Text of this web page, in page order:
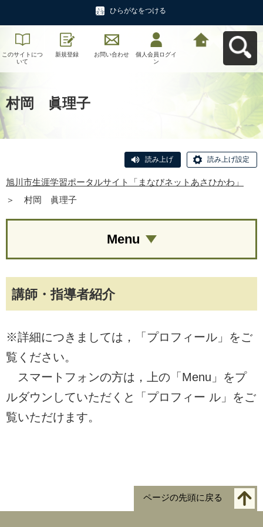
ひらがなをつける
このサイトにつ
いて
新規登録 お問い合わせ
個人会員ログイ
ン
村岡 眞理子
読み上げ 読み上げ設定
旭川市生涯学習ポータルサイト「まなびネットあさひかわ」
＞
村岡 眞理子
講師・指導者紹介
※詳細につきましては，「プロフィール」をご
覧ください。
スマートフォンの方は，上の「Menu」をプ
ルダウンしていただくと「プロフィー ル」をご
覧いただけます。
Menu
ページの先頭に戻る